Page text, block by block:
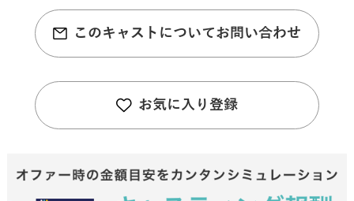
このキャストについてお問い合わせ
お気に入り登録